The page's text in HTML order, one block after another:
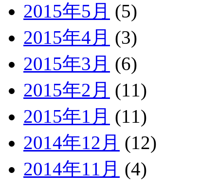
2015年5月 (5)
2015年4月 (3)
2015年3月 (6)
2015年2月 (11)
2015年1月 (11)
2014年12月 (12)
2014年11月 (4)